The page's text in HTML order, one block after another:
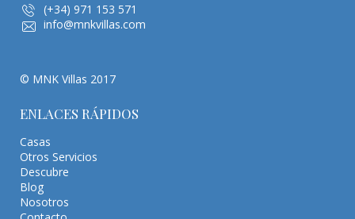
(+34) 971 153 571
info@mnkvillas.com
© MNK Villas 2017
ENLACES RÁPIDOS
Casas
Otros Servicios
Descubre
Blog
Nosotros